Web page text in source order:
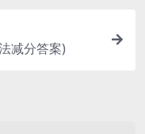
减分答案)